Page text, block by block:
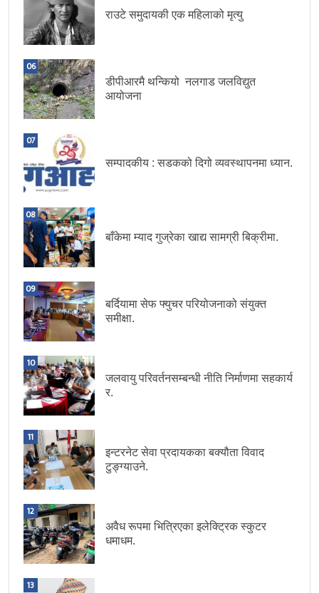
राउटे समुदायकी एक महिलाको मृत्यु
06
डीपीआरमै थन्कियो नलगाड जलविद्युत
आयोजना
07
सम्पादकीय : सडकको दिगो व्यवस्थापनमा ध्यान.
08
बाँकेमा म्याद गुज्रेका खाद्य सामग्री बिक्रीमा.
09
बर्दियामा सेफ फ्युचर परियोजनाको संयुक्त
समीक्षा.
10
जलवायु परिवर्तनसम्बन्धी नीति निर्माणमा सहकार्य
र.
11
इन्टरनेट सेवा प्रदायकका बक्यौता विवाद
टुङ्ग्याउने.
12
अवैध रूपमा भित्रिएका इलेक्ट्रिक स्कुटर
धमाधम.
13